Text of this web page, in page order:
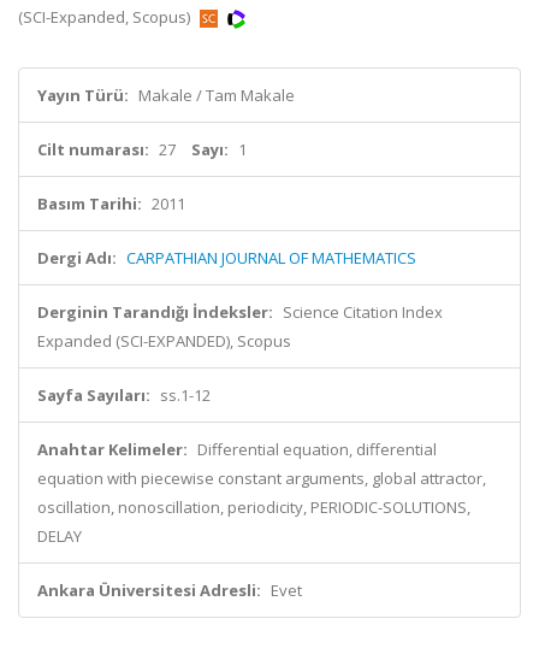
(SCI-Expanded, Scopus)
Yayın Türü: Makale / Tam Makale
Cilt numarası: 27 Sayı: 1
Basım Tarihi: 2011
Dergi Adı: CARPATHIAN JOURNAL OF MATHEMATICS
Derginin Tarandığı İndeksler: Science Citation Index
Expanded (SCI-EXPANDED), Scopus
Sayfa Sayıları: ss.1-12
Anahtar Kelimeler: Differential equation, differential
equation with piecewise constant arguments, global attractor,
oscillation, nonoscillation, periodicity, PERIODIC-SOLUTIONS,
DELAY
Ankara Üniversitesi Adresli: Evet